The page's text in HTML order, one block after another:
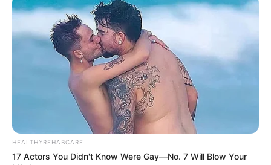
Παθολογίας με βαθμό Διευθυντή, ενός
ακόμη ιατρού Γενικής – Οικογενειακής Ιατρικής
ή Εσωτερικής Παθολογίας και ενός παιδιάτρου
με βαθμό Διευθυντή. Η προθεσμία για τις
θέσεις λήγει την Τέταρτη 17/06.
Τελευταία νέα
HEALTHYREHABCARE
17 Actors You Didn't Know Were Gay—No. 7 Will Blow Your